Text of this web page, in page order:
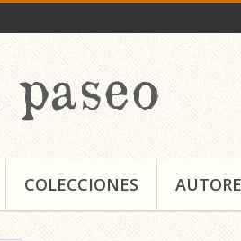
COLECCIONES